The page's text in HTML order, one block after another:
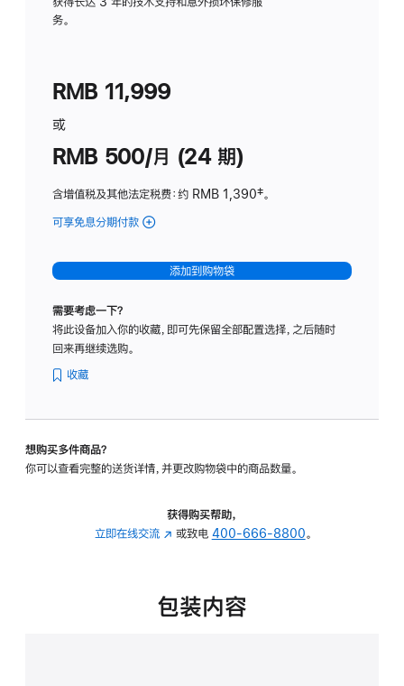
务。
RMB 11,999
或
RMB 500/月 (24 期)
含增值税及其他法定税费：约 RMB 1,390脚
‡。
可享免息分期付款 (Studio
-
标
璃
转
的
添加到购物袋
需要考虑一下？
将此设备加入你的收藏，即可先保留全部配置选择，之后随时
回来再继续选购。
收藏
想购买多件商品？
你可以查看完整的送货详情，并更改购物袋中的商品数量。
获得购买帮助，
立即在线交流 (在
中
或致电 400-666-8800。
包装内容